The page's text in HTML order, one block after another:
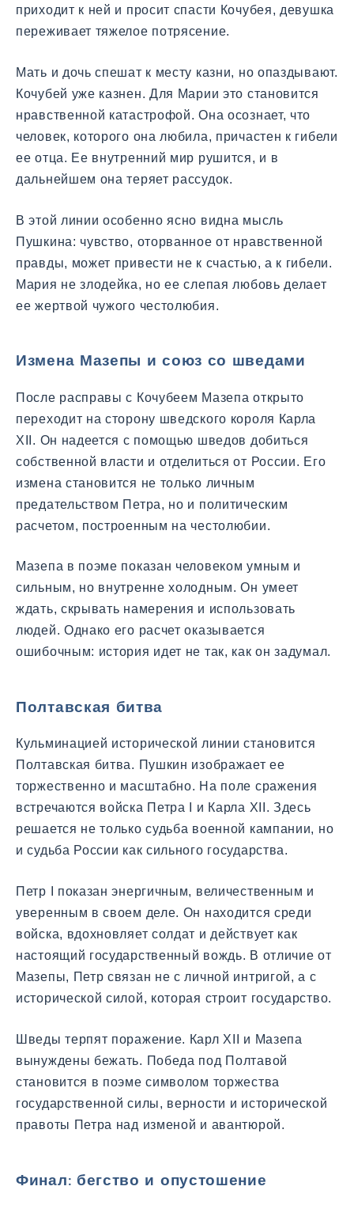
приходит к ней и просит спасти Кочубея, девушка
переживает тяжелое потрясение.
Мать и дочь спешат к месту казни, но опаздывают.
Кочубей уже казнен. Для Марии это становится
нравственной катастрофой. Она осознает, что
человек, которого она любила, причастен к гибели
ее отца. Ее внутренний мир рушится, и в
дальнейшем она теряет рассудок.
В этой линии особенно ясно видна мысль
Пушкина: чувство, оторванное от нравственной
правды, может привести не к счастью, а к гибели.
Мария не злодейка, но ее слепая любовь делает
ее жертвой чужого честолюбия.
Измена Мазепы и союз со шведами
После расправы с Кочубеем Мазепа открыто
переходит на сторону шведского короля Карла
XII. Он надеется с помощью шведов добиться
собственной власти и отделиться от России. Его
измена становится не только личным
предательством Петра, но и политическим
расчетом, построенным на честолюбии.
Мазепа в поэме показан человеком умным и
сильным, но внутренне холодным. Он умеет
ждать, скрывать намерения и использовать
людей. Однако его расчет оказывается
ошибочным: история идет не так, как он задумал.
Полтавская битва
Кульминацией исторической линии становится
Полтавская битва. Пушкин изображает ее
торжественно и масштабно. На поле сражения
встречаются войска Петра I и Карла XII. Здесь
решается не только судьба военной кампании, но
и судьба России как сильного государства.
Петр I показан энергичным, величественным и
уверенным в своем деле. Он находится среди
войска, вдохновляет солдат и действует как
настоящий государственный вождь. В отличие от
Мазепы, Петр связан не с личной интригой, а с
исторической силой, которая строит государство.
Шведы терпят поражение. Карл XII и Мазепа
вынуждены бежать. Победа под Полтавой
становится в поэме символом торжества
государственной силы, верности и исторической
правоты Петра над изменой и авантюрой.
Финал: бегство и опустошение